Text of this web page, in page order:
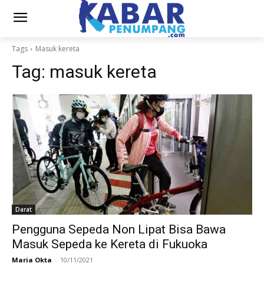
Tags Masuk kereta
Tag: masuk kereta
Darat
Pengguna Sepeda Non Lipat Bisa Bawa
Masuk Sepeda ke Kereta di Fukuoka
Maria Okta - 10/11/2021